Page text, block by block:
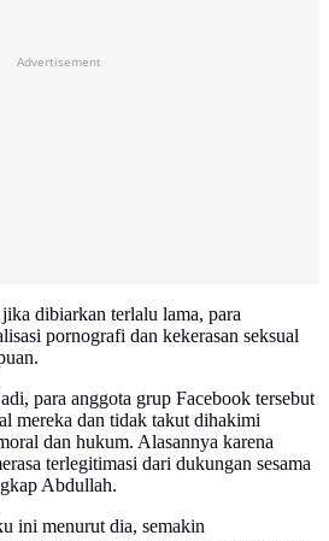
Advertisement
dibiarkan terlalu lama, para
pornografi dan kekerasan seksual
para anggota grup Facebook tersebut
mereka dan tidak takut dihakimi
dan hukum. Alasannya karena
terlegitimasi dari dukungan sesama
Abdullah.
ini menurut dia, semakin